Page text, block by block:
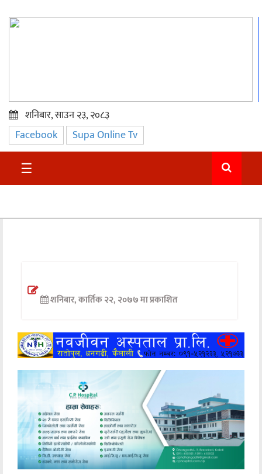
प्रमुख
समाचार
सुदुर
अन्तर्वार्ता
खेलकुद
मनोरञ्जन
अन्य
शनिबार, साउन २३, २०८३
Facebook Supa Online Tv
☰
शनिबार, कार्तिक २२, २०७७ मा प्रकाशित